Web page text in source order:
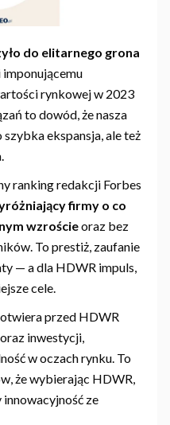
do elitarnego grona
imponującemu
rynkowej w 2023
to dowód, że nasza
ekspansja, ale też
ranking redakcji Forbes
firmy o co
wzrościeoraz bez
To prestiż, zaufanie
— a dla HDWR impuls,
cele.
przed HDWR
inwestycji,
w oczach rynku. To
że wybierając HDWR,
ze